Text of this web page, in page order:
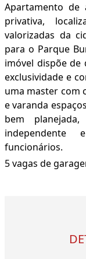
Apartamento de
privativa,
valorizadas da
para o Parque
imóvel dispõe de
exclusividade e
uma master com
e varanda
bem
independente
funcionários.
5 vagas de